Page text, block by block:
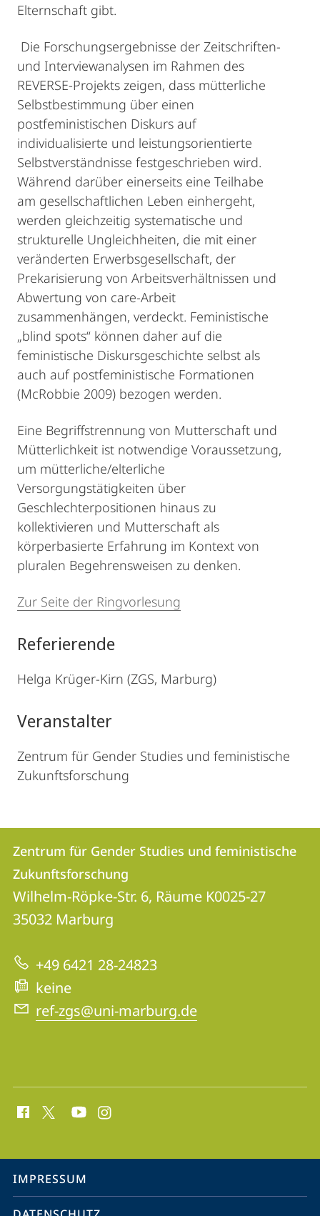
Elternschaft gibt.
Die Forschungsergebnisse der Zeitschriften-
und Interviewanalysen im Rahmen des
REVERSE-Projekts zeigen, dass mütterliche
Selbstbestimmung über einen
postfeministischen Diskurs auf
individualisierte und leistungsorientierte
Selbstverständnisse festgeschrieben wird.
Während darüber einerseits eine Teilhabe
am gesellschaftlichen Leben einhergeht,
werden gleichzeitig systematische und
strukturelle Ungleichheiten, die mit einer
veränderten Erwerbsgesellschaft, der
Prekarisierung von Arbeitsverhältnissen und
Abwertung von care-Arbeit
zusammenhängen, verdeckt. Feministische
„blind spots“ können daher auf die
feministische Diskursgeschichte selbst als
auch auf postfeministische Formationen
(McRobbie 2009) bezogen werden.
Eine Begriffstrennung von Mutterschaft und
Mütterlichkeit ist notwendige Voraussetzung,
um mütterliche/elterliche
Versorgungstätigkeiten über
Geschlechterpositionen hinaus zu
kollektivieren und Mutterschaft als
körperbasierte Erfahrung im Kontext von
pluralen Begehrensweisen zu denken.
Zur Seite der Ringvorlesung
Referierende
Helga Krüger-Kirn (ZGS, Marburg)
Veranstalter
Zentrum für Gender Studies und feministische
Zukunftsforschung
Kontakt
und
Informationen
zur
Website
Kontaktinformationen
Zentrum
für
Gender
und
feministische
Zukunftsforschung
Zentrum für Gender Studies und feministische
Zukunftsforschung
Wilhelm-Röpke-Str. 6, Räume K0025-27
35032 Marburg
+49 6421 28-24823
keine
ref-zgs@uni-marburg.de
Media
Service-
Navigation
IMPRESSUM